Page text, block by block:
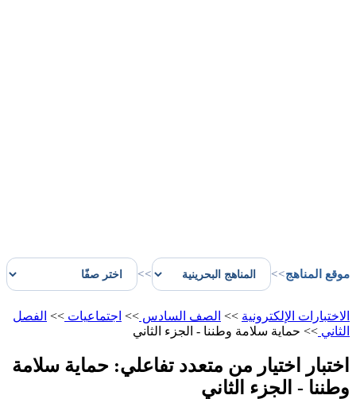
موقع المناهج>>
>>
الاختبارات الإلكترونية >> الصف السادس >> اجتماعيات >> الفصل
الثاني >> حماية سلامة وطننا - الجزء الثاني
اختبار اختيار من متعدد تفاعلي: حماية سلامة
وطننا - الجزء الثاني